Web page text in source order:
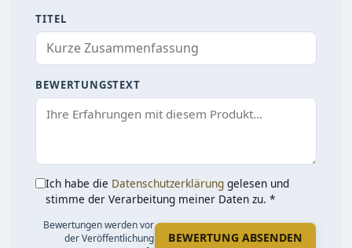
TITEL
BEWERTUNGSTEXT
Ich habe die Datenschutzerklärung gelesen und
stimme der Verarbeitung meiner Daten zu. *
Bewertungen werden vor
der Veröffentlichung
BEWERTUNG ABSENDEN